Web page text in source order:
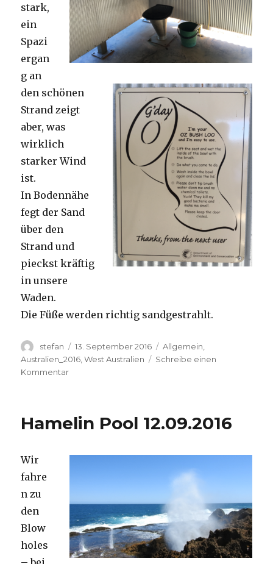
stark,
ein
Spazi
ergan
g an
den schönen
Strand zeigt
aber, was
wirklich
starker Wind
ist.
In Bodennähe
fegt der Sand
über den
Strand und
pieckst kräftig
in unsere
Waden.
Die Füße werden richtig sandgestrahlt.
Autor
stefan
Veröffentlicht
am
13. September 2016 Kategorien
Allgemein
Australien_2016 ,West Australien
Schreibe einen
Kommentarzu
Hamelin Pool 12.09.2016
Wir
fahre
n zu
den
Blow
holes